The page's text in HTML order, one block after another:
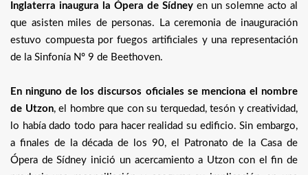
Inglaterra inaugura la Ópera de Sídney en un solemne acto al
que asisten miles de personas. La ceremonia de inauguración
estuvo compuesta por fuegos artificiales y una representación
de la Sinfonía Nº 9 de Beethoven.
En ninguno de los discursos oficiales se menciona el nombre
de Utzon, el hombre que con su terquedad, tesón y creatividad,
lo había dado todo para hacer realidad su edificio. Sin embargo,
a finales de la década de los 90, el Patronato de la Casa de
Ópera de Sídney inició un acercamiento a Utzon con el fin de